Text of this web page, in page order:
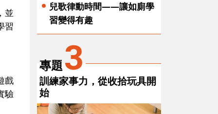
並
習
戲
驗
兒歌律動時間——讓如廁學
習變得有趣
專題3
訓練家事力，從收拾玩具開
始